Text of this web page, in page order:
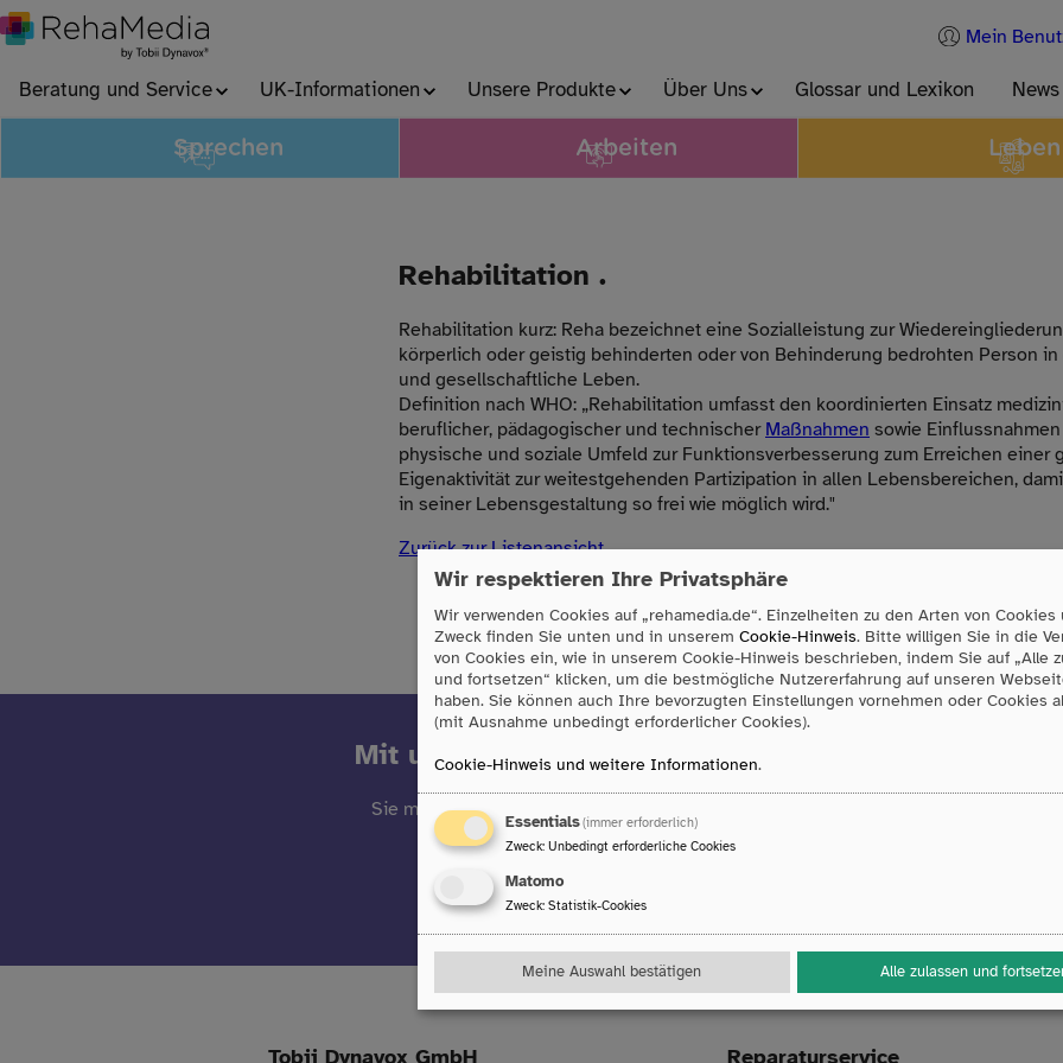
Rehabilitation .
Rehabilitation kurz: Reha bezeichnet eine Sozialleistung zur
körperlich oder geistig behinderten oder von Behinderung bedrohten Person
und gesellschaftliche Leben.
Definition nach WHO: „Rehabilitation umfasst den koordinierten Einsatz
beruflicher, pädagogischer und technischer Maßnahmen sowie
physische und soziale Umfeld zur Funktionsverbesserung zum Erreichen einer
Eigenaktivität zur weitestgehenden Partizipation in allen Lebensbereichen,
in seiner Lebensgestaltung so frei wie möglich wird."
Zurück zur Listenansicht
Mit unserem Newsletter sind Sie immer auf dem
Sie möchten über neue Produkte informiert werden oder einfach immer auf dem
Dann freuen wir uns, wenn Sie sich zu unserem Newsletter
Beratung und Service UK-Informationen Unsere Produkte Über Uns Glossar und Lexikon News
Mein
Sprechen Arbeiten Leben
Tobii Dynavox GmbH Reparaturservice
Wir respektieren Ihre Privatsphäre
Wir verwenden Cookies auf „rehamedia.de“. Einzelheiten zu den Arten von Cookies
Zweck finden Sie unten und in unserem Cookie-Hinweis. Bitte willigen Sie in die
von Cookies ein, wie in unserem Cookie-Hinweis beschrieben, indem Sie auf „Alle
und fortsetzen“ klicken, um die bestmögliche Nutzererfahrung auf unseren
haben. Sie können auch Ihre bevorzugten Einstellungen vornehmen oder Cookies
(mit Ausnahme unbedingt erforderlicher Cookies).
Cookie-Hinweis und weitere Informationen.
Essentials(immer erforderlich)
Zweck: Unbedingt erforderliche Cookies
Matomo
Zweck: Statistik-Cookies
Meine Auswahl bestätigen Alle zulassen und